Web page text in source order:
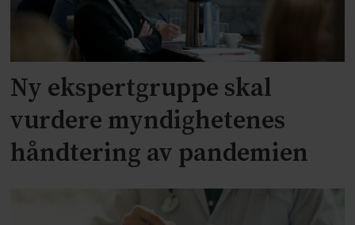
Ny ekspertgruppe skal
vurdere myndighetenes
håndtering av pandemien